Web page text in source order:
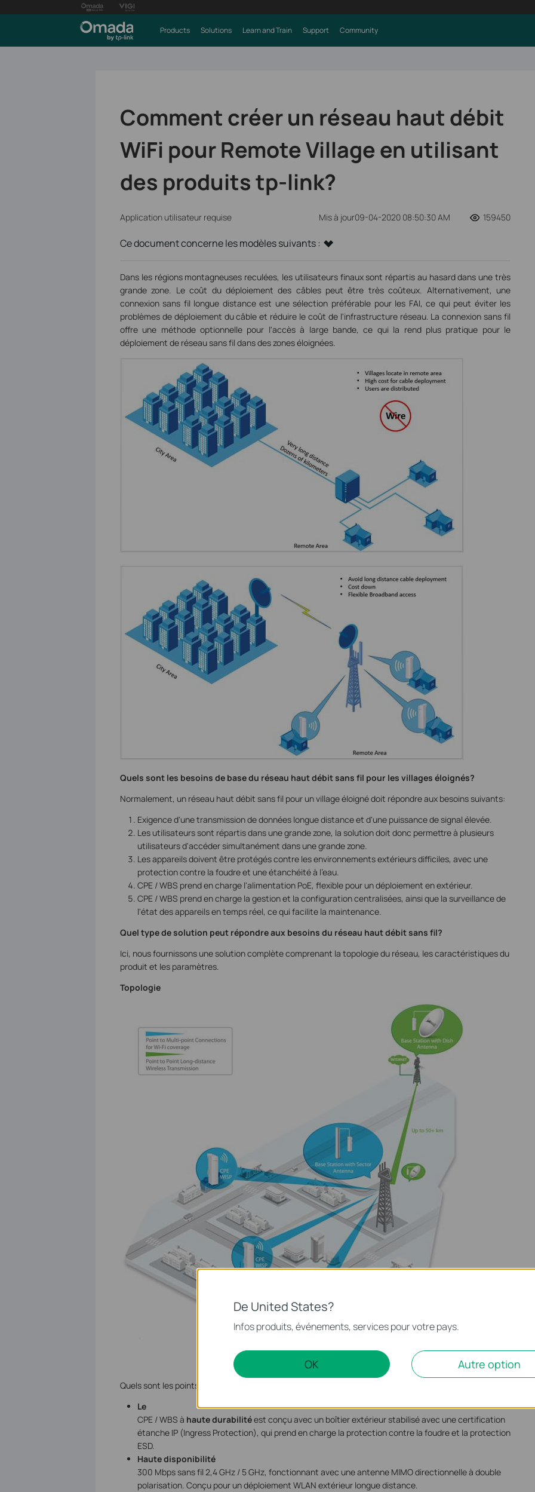
Products Solutions Learn and Train Support Community
Comment créer un réseau haut débit
WiFi pour Remote Village en utilisant
des produits tp-link?
Application utilisateur requise Mis à jour09-04-2020 08:50:30 AM 159450
Ce document concerne les modèles suivants :
Dans les régions montagneuses reculées, les utilisateurs finaux sont répartis au hasard dans une très
grande zone. Le coût du déploiement des câbles peut être très coûteux. Alternativement, une
connexion sans fil longue distance est une sélection préférable pour les FAI, ce qui peut éviter les
problèmes de déploiement du câble et réduire le coût de l'infrastructure réseau. La connexion sans fil
offre une méthode optionnelle pour l'accès à large bande, ce qui la rend plus pratique pour le
déploiement de réseau sans fil dans des zones éloignées.
Quels sont les besoins de base du réseau haut débit sans fil pour les villages éloignés?
Normalement, un réseau haut débit sans fil pour un village éloigné doit répondre aux besoins suivants:
Exigence d'une transmission de données longue distance et d'une puissance de signal élevée.
Les utilisateurs sont répartis dans une grande zone, la solution doit donc permettre à plusieurs
utilisateurs d'accéder simultanément dans une grande zone.
Les appareils doivent être protégés contre les environnements extérieurs difficiles, avec une
protection contre la foudre et une étanchéité à l'eau.
CPE / WBS prend en charge l'alimentation PoE, flexible pour un déploiement en extérieur.
CPE / WBS prend en charge la gestion et la configuration centralisées, ainsi que la surveillance de
l'état des appareils en temps réel, ce qui facilite la maintenance.
Quel type de solution peut répondre aux besoins du réseau haut débit sans fil?
Ici, nous fournissons une solution complète comprenant la topologie du réseau, les caractéristiques du
produit et les paramètres.
Topologie
Quels sont les points forts de cette solution?
Le
CPE / WBS à haute durabilitéest conçu avec un boîtier extérieur stabilisé avec une certification
étanche IP (Ingress Protection), qui prend en charge la protection contre la foudre et la protection
ESD.
Haute disponibilité
300 Mbps sans fil 2,4 GHz / 5 GHz, fonctionnant avec une antenne MIMO directionnelle à double
polarisation. Conçu pour un déploiement WLAN extérieur longue distance.
De United States?
Infos produits, événements, services pour votre pays.
OK Autre option